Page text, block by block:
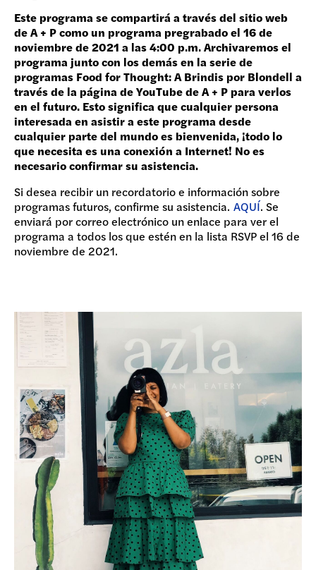
Este programa se compartirá a través del sitio web
de A + P como un programa pregrabado el 16 de
noviembre de 2021 a las 4:00 p.m. Archivaremos el
programa junto con los demás en la serie de
programas Food for Thought: A Brindis por Blondell a
través de la página de YouTube de A + P para verlos
en el futuro. Esto significa que cualquier persona
interesada en asistir a este programa desde
cualquier parte del mundo es bienvenida, ¡todo lo
que necesita es una conexión a Internet! No es
necesario confirmar su asistencia.
Si desea recibir un recordatorio e información sobre
programas futuros, confirme su asistencia. AQUÍ. Se
enviará por correo electrónico un enlace para ver el
programa a todos los que estén en la lista RSVP el 16 de
noviembre de 2021.